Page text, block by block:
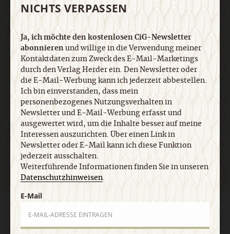
Newsletter oder E-Mail kann ich diese Funktion
jederzeit ausschalten. Weiterführende
Informationen finden Sie in unseren
Datenschutzhinweisen.
E-Mail
Jetzt anmelden
AGB und Widerrufsbelehrung
NICHTS VERPASSEN
Ja, ich möchte den kostenlosen CiG-Newsletter
abonnierenund willige in die Verwendung meiner
Kontaktdaten zum Zweck des E-Mail-Marketings
durch den Verlag Herder ein. Den Newsletter oder
die E-Mail-Werbung kann ich jederzeit abbestellen.
Ich bin einverstanden, dass mein
personenbezogenes Nutzungsverhalten in
Newsletter und E-Mail-Werbung erfasst und
ausgewertet wird, um die Inhalte besser auf meine
Interessen auszurichten. Über einen Link in
Newsletter oder E-Mail kann ich diese Funktion
jederzeit ausschalten.
Weiterführende Informationen finden Sie in unseren
Datenschutzhinweisen.
E-Mail